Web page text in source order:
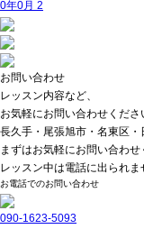
0年0月 2
お問い合わせ
レッスン内容など、
お気軽にお問い合わせくださ
長久手・尾張旭市・名東区・
まずはお気軽にお問い合わせ
レッスン中は電話に出られま
お電話でのお問い合わせ
090-1623-5093